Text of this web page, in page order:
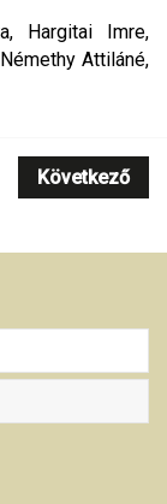
Hargitai Imre,
Attiláné,
Következő